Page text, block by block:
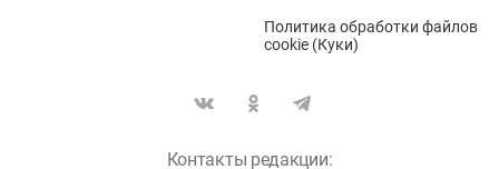
Политика обработки файлов
cookie (Куки)
Контакты редакции: